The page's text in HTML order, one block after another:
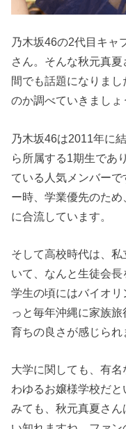
乃木坂46の2代目キャ
さん。そんな秋元真
間でも話題になりま
のか調べていきましょ
乃木坂46は2011年に
ら所属する1期生であ
ている人気メンバー
ー時、学業優先のた
に合流しています。
そして高校時代は、
いて、なんと生徒会
学生の頃にはバイオ
っと毎年沖縄に家族旅
育ちの良さが感じられ
大学に関しても、有
わゆるお嬢様学校だ
みても、秋元真夏さ